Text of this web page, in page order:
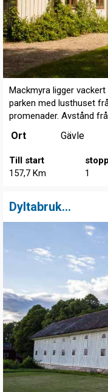
Mackmyra ligger
parken med lusthuset
promenader. Avstånd
Ort Gävle
Till start
157,7 Km
stopp
1
Dyltabruk...